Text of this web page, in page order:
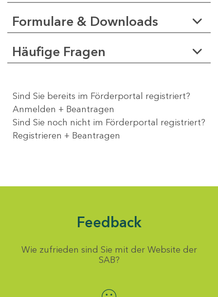
Formulare & Downloads
Häufige Fragen
Sind Sie bereits im Förderportal registriert?
Anmelden + Beantragen
Sind Sie noch nicht im Förderportal registriert?
Registrieren + Beantragen
Feedback
Wie zufrieden sind Sie mit der Website der
SAB?
Bewertung auswählen